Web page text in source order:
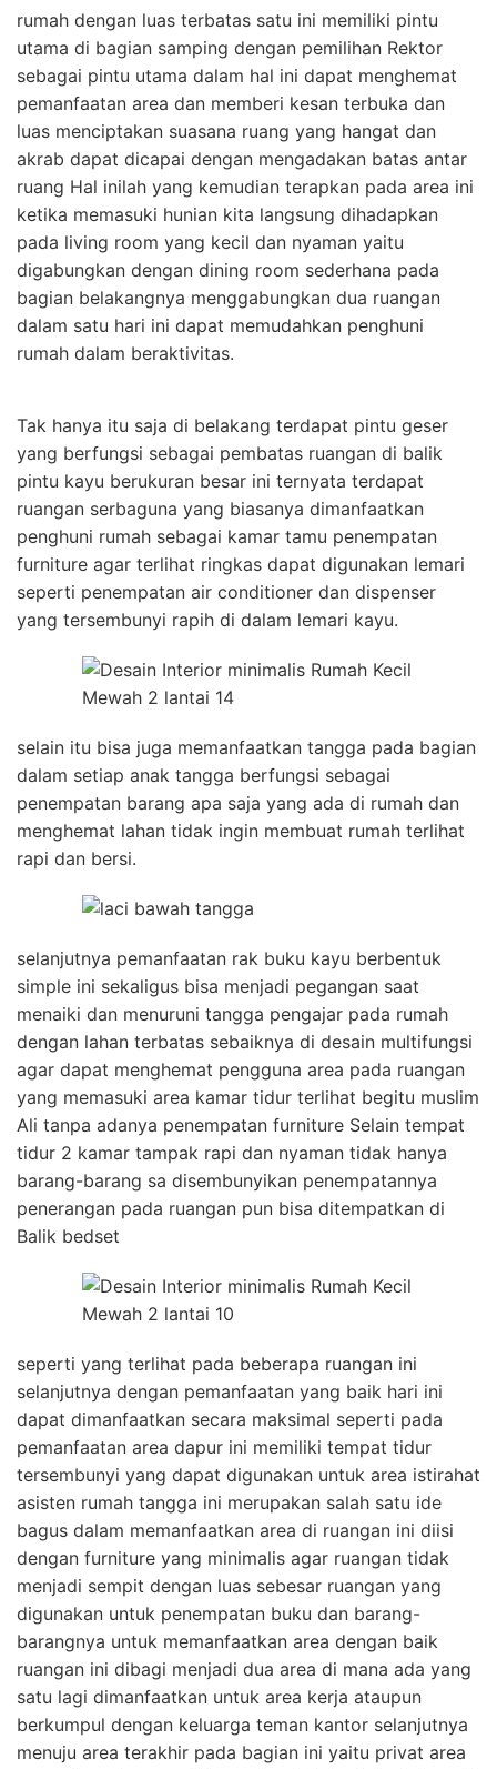
rumah dengan luas terbatas satu ini memiliki pintu
utama di bagian samping dengan pemilihan Rektor
sebagai pintu utama dalam hal ini dapat menghemat
pemanfaatan area dan memberi kesan terbuka dan
luas menciptakan suasana ruang yang hangat dan
akrab dapat dicapai dengan mengadakan batas antar
ruang Hal inilah yang kemudian terapkan pada area ini
ketika memasuki hunian kita langsung dihadapkan
pada living room yang kecil dan nyaman yaitu
digabungkan dengan dining room sederhana pada
bagian belakangnya menggabungkan dua ruangan
dalam satu hari ini dapat memudahkan penghuni
rumah dalam beraktivitas.
Tak hanya itu saja di belakang terdapat pintu geser
yang berfungsi sebagai pembatas ruangan di balik
pintu kayu berukuran besar ini ternyata terdapat
ruangan serbaguna yang biasanya dimanfaatkan
penghuni rumah sebagai kamar tamu penempatan
furniture agar terlihat ringkas dapat digunakan lemari
seperti penempatan air conditioner dan dispenser
yang tersembunyi rapih di dalam lemari kayu.
selain itu bisa juga memanfaatkan tangga pada bagian
dalam setiap anak tangga berfungsi sebagai
penempatan barang apa saja yang ada di rumah dan
menghemat lahan tidak ingin membuat rumah terlihat
rapi dan bersi.
selanjutnya pemanfaatan rak buku kayu berbentuk
simple ini sekaligus bisa menjadi pegangan saat
menaiki dan menuruni tangga pengajar pada rumah
dengan lahan terbatas sebaiknya di desain multifungsi
agar dapat menghemat pengguna area pada ruangan
yang memasuki area kamar tidur terlihat begitu muslim
Ali tanpa adanya penempatan furniture Selain tempat
tidur 2 kamar tampak rapi dan nyaman tidak hanya
barang-barang sa disembunyikan penempatannya
penerangan pada ruangan pun bisa ditempatkan di
Balik bedset
seperti yang terlihat pada beberapa ruangan ini
selanjutnya dengan pemanfaatan yang baik hari ini
dapat dimanfaatkan secara maksimal seperti pada
pemanfaatan area dapur ini memiliki tempat tidur
tersembunyi yang dapat digunakan untuk area istirahat
asisten rumah tangga ini merupakan salah satu ide
bagus dalam memanfaatkan area di ruangan ini diisi
dengan furniture yang minimalis agar ruangan tidak
menjadi sempit dengan luas sebesar ruangan yang
digunakan untuk penempatan buku dan barang-
barangnya untuk memanfaatkan area dengan baik
ruangan ini dibagi menjadi dua area di mana ada yang
satu lagi dimanfaatkan untuk area kerja ataupun
berkumpul dengan keluarga teman kantor selanjutnya
menuju area terakhir pada bagian ini yaitu privat area